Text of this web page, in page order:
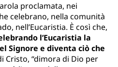
proclamata, nei
celebrano, nella comunità
nell’Eucaristia. È così che,
l’Eucaristia la
Signore e diventa ciò che
Cristo, “dimora di Dio per